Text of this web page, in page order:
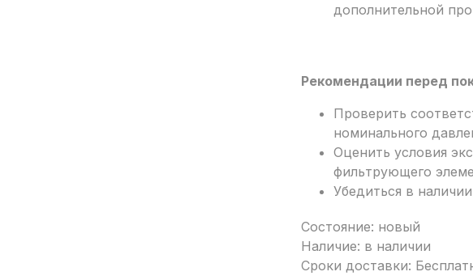
дополнительной
Рекомендации перед
Проверить
номинального
Оценить условия
фильтрующего
Убедиться в
Состояние: новый
Наличие: в наличии
Сроки доставки: